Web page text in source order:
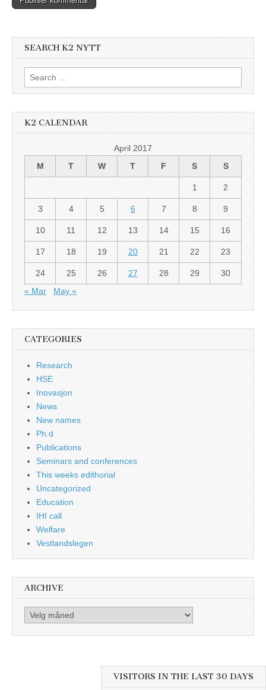
SEARCH K2 NYTT
Search
for:
K2 CALENDAR
April 2017
M
T W T F S S
1 2
3 4 5 6 7 8 9
10 11 12 13 14 15 16
17 18 19 20 21 22 23
24 25 26 27 28 29
30
« Mar
May »
CATEGORIES
Research
HSE
Inovasjon
News
New names
Ph.d
Publications
Seminars and conferences
This weeks edithorial
Uncategorized
Education
IHI call
Welfare
Vestlandslegen
ARCHIVE
Archive
VISITORS IN THE LAST 30 DAYS